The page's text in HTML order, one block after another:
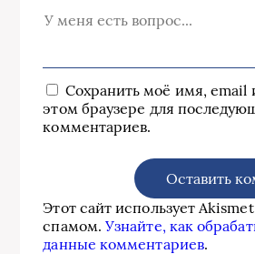
Сохранить моё имя, email
этом браузере для
комментариев.
Этот сайт использует
спамом.Узнайте, как
данные комментариев.